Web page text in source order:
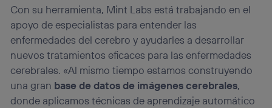
Con su herramienta, Mint Labs está trabajando en el
apoyo de especialistas para entender las
enfermedades del cerebro y ayudarles a desarrollar
nuevos tratamientos eficaces para las enfermedades
cerebrales. «Al mismo tiempo estamos construyendo
una gran base de datos de imágenes cerebrales,
donde aplicamos técnicas de aprendizaje automático